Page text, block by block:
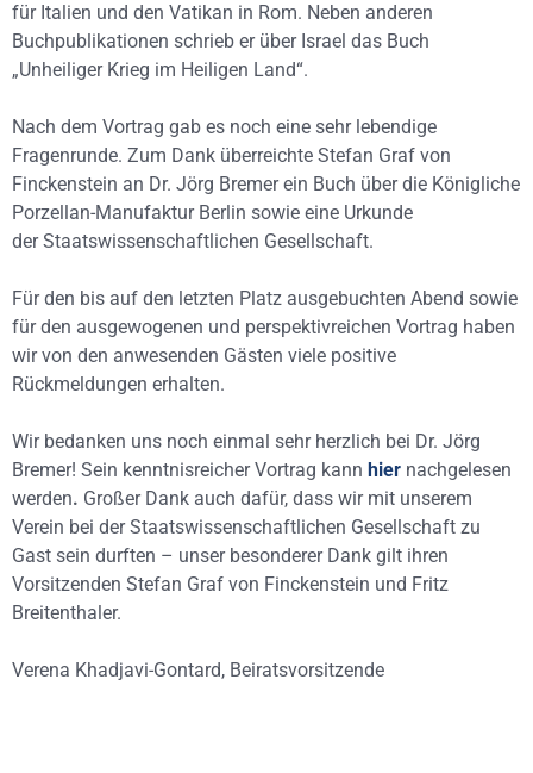
für Italien und den Vatikan in Rom. Neben anderen
Buchpublikationen schrieb er über Israel das Buch
„Unheiliger Krieg im Heiligen Land“.
Nach dem Vortrag gab es noch eine sehr lebendige
Fragenrunde. Zum Dank überreichte Stefan Graf von
Finckenstein an Dr. Jörg Bremer ein Buch über die Königliche
Porzellan-Manufaktur Berlin sowie eine Urkunde
der Staatswissenschaftlichen Gesellschaft.
Für den bis auf den letzten Platz ausgebuchten Abend sowie
für den ausgewogenen und perspektivreichen Vortrag haben
wir von den anwesenden Gästen viele positive
Rückmeldungen erhalten.
Wir bedanken uns noch einmal sehr herzlich bei Dr. Jörg
Bremer! Sein kenntnisreicher Vortrag kann hier nachgelesen
werden. Großer Dank auch dafür, dass wir mit unserem
Verein bei der Staatswissenschaftlichen Gesellschaft zu
Gast sein durften – unser besonderer Dank gilt ihren
Vorsitzenden Stefan Graf von Finckenstein und Fritz
Breitenthaler.
Verena Khadjavi-Gontard, Beiratsvorsitzende